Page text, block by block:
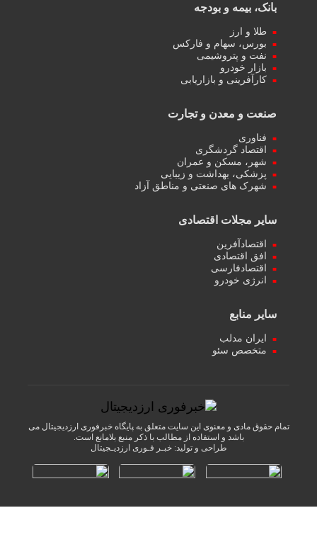
بانک، بیمه و بودجه
طلا و ارز
بورس، سهام و فارکس
نفت و پتروشیمی
بازار خودرو
کارآفرینی و بازاریابی
صنعت و معدن و تجارت
فناوری
اقتصاد گردشگری
شهر، مسکن و عمران
پزشکی، بهداشت و زیبایی
شهرک های صنعتی و مناطق آزاد
سایر مجلات اقتصادی
اقتصادآفرین
افق اقتصادی
اقتصادفارسی
انرژی خودرو
سایر منابع
ایران مدلب
متخصص سئو
تمام حقوق مادی و معنوی این سایت متعلق به پایگاه خبرفوری ارزدیجیتال می
باشد و استفاده از مطالب با ذکر منبع بلامانع است.
طراحی و تولید:خبـر فـوری ارزدیـجیتال